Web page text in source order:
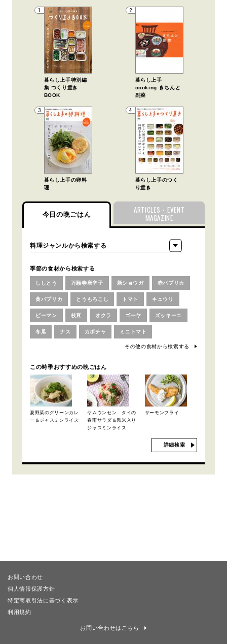
1
暮らし上手特別編
集 つくり置き
BOOK
2
暮らし上手
cooking きちんと
副菜
3
暮らし上手の卵料
理
4
暮らし上手のつく
り置き
今日の晩ごはん
ARTICLES・EVENT
MAGAZINE
季節の食材から検索する
ししとう 万願寺唐辛子 新ショウガ 赤パプリカ
黄パプリカ とうもろこし トマト キュウリ
ピーマン 枝豆 オクラ ゴーヤ ズッキーニ
冬瓜 ナス カボチャ ミニトマト
その他の食材から検索する
この時季おすすめの晩ごはん
夏野菜のグリーンカレ
ー＆ジャスミンライス
ヤムウンセン タイの
春雨サラダ＆黒米入り
ジャスミンライス
サーモンフライ
詳細検索
お問い合わせ
個人情報保護方針
特定商取引法に基づく表示
利用規約
お問い合わせはこちら